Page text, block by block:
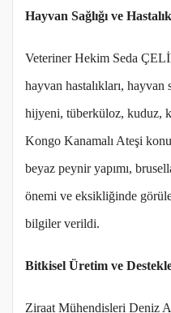
Hayvan Sağlığı ve
Veteriner Hekim Seda
hayvan hastalıkları, hayvan
hijyeni, tüberküloz, kuduz,
Kongo Kanamalı Ateşi
beyaz peynir yapımı,
önemi ve eksikliğinde
bilgiler verildi.
Bitkisel Üretim ve
Ziraat Mühendisleri Deniz